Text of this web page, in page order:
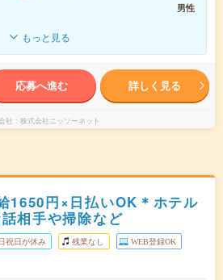
男性
もっと見る
応募へ進む 詳しく見る
社 株式会社ニッソーネット
1650円×日払いOK＊ホテル
相手や掃除など
祝日が休み 残業なし WEB登録OK